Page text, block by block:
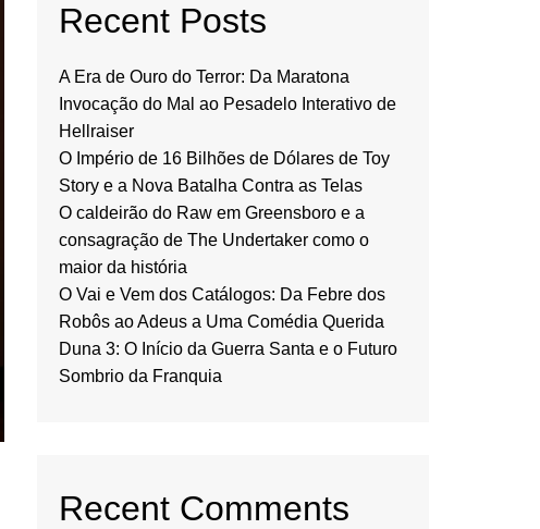
Recent Posts
A Era de Ouro do Terror: Da Maratona
Invocação do Mal ao Pesadelo Interativo de
Hellraiser
O Império de 16 Bilhões de Dólares de Toy
Story e a Nova Batalha Contra as Telas
O caldeirão do Raw em Greensboro e a
consagração de The Undertaker como o
maior da história
O Vai e Vem dos Catálogos: Da Febre dos
Robôs ao Adeus a Uma Comédia Querida
Duna 3: O Início da Guerra Santa e o Futuro
Sombrio da Franquia
Recent Comments